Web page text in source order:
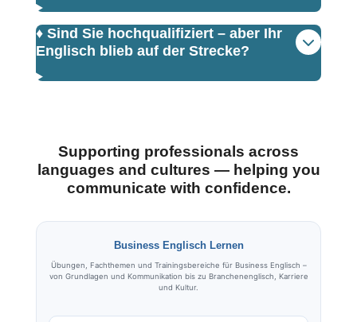
♦️ Sind Sie hochqualifiziert – aber Ihr
Englisch blieb auf der Strecke?
Supporting professionals across
languages and cultures — helping you
communicate with confidence.
Business Englisch Lernen
Übungen, Fachthemen und Trainingsbereiche für Business Englisch –
von Grundlagen und Kommunikation bis zu Branchenenglisch, Karriere
und Kultur.